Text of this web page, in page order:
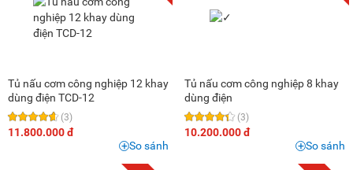
Tủ nấu cơm công nghiệp 12 khay
dùng điện TCD-12
(3)
11.800.000 đ
So sánh
Tủ nấu cơm công nghiệp 8 khay
dùng điện
(3)
10.200.000 đ
So sánh